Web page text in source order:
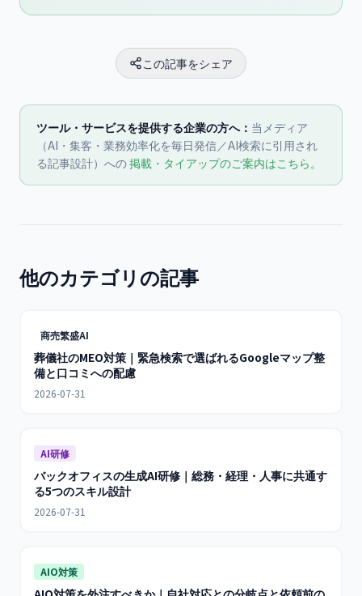
この記事をシェア
ツール・サービスを提供する企業の方へ： 当メディア
（AI・集客・業務効率化を毎日発信／AI検索に引用され
る記事設計）への掲載・タイアップのご案内はこちら。
他のカテゴリの記事
商売繁盛AI
葬儀社のMEO対策｜緊急検索で選ばれるGoogleマップ整
備と口コミへの配慮
2026-07-31
AI研修
バックオフィスの生成AI研修｜総務・経理・人事に共通す
る5つのスキル設計
2026-07-31
AIO対策